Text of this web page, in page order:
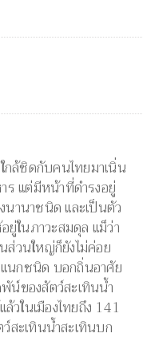
ล้ชิดกับคนไทยมาเนิ่น
ร แต่มีหน้าที่ดำรงอยู่
นานาชนิด และเป็นตัว
ในภาวะสมดุล แม็ว่า
วนใหญ่ก็ยังไม่ค่อย
นกชนิด บอกถิ่นอาศัย
น์ของสัตว์สะเทินน้ำ
วในเมืองไทยถึง 141
สะเทินน้ำสะเทินบก